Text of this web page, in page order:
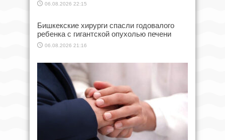
06.08.2026 22:15
Бишкекские хирурги спасли годовалого
ребенка с гигантской опухолью печени
06.08.2026 21:16